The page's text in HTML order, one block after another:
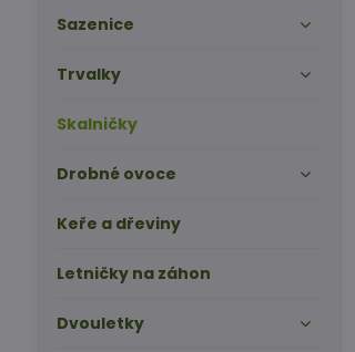
Sazenice
Trvalky
Skalničky
Drobné ovoce
Keře a dřeviny
Letničky na záhon
Dvouletky